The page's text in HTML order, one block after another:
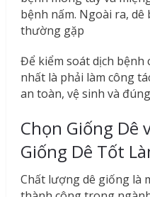
bệnh nấm. Ngoài ra,
thường gặp
Để kiểm soát dịch bệnh
nhất là phải làm công
an toàn, vệ sinh và
Chọn Giống Dê
Giống Dê Tốt
Chất lượng dê giống là